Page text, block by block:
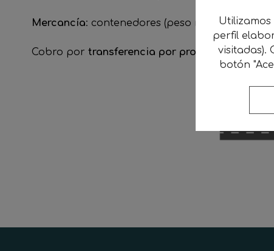
Mercancía: contenedores (peso medio 15-16Tn)
Cobro por transferencia por pronto pago(-
perfil
visitadas).
botón